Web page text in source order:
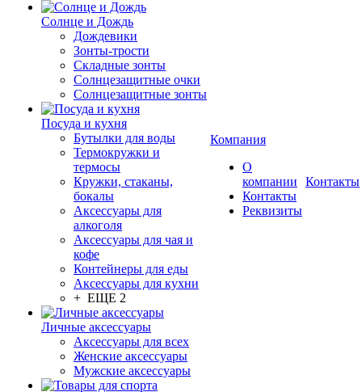
Солнце и Дождь
Дождевики
Зонты-трости
Складные зонты
Солнцезащитные очки
Солнцезащитные зонты
Посуда и кухня
Бутылки для воды
Термокружки и
термосы
Кружки, стаканы,
бокалы
Аксессуары для
алкоголя
Аксессуары для чая и
кофе
Контейнеры для еды
Аксессуары для кухни
+ ЕЩЕ 2
Личные аксессуары
Аксессуары для всех
Женские аксессуары
Мужские аксессуары
Компания
О
компании
Контакты
Реквизиты
Контакты